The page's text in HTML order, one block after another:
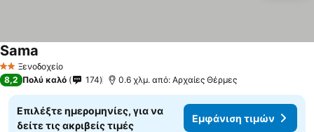
2 ΑστέριαΞενοδοχείο
Sama
8,2 Πολύ καλό 174 0.6 χλμ. από: Αρχαίες Θέρμες
Επιλέξτε ημερομηνίες, για να
δείτε τις ακριβείς τιμές
Εμφάνιση τιμών